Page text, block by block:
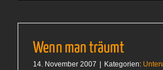
Wenn man träumt
14. November 2007 Kategorien: